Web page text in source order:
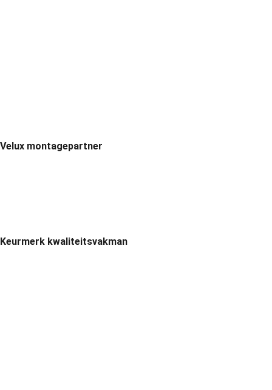
Velux montagepartner
Keurmerk kwaliteitsvakman